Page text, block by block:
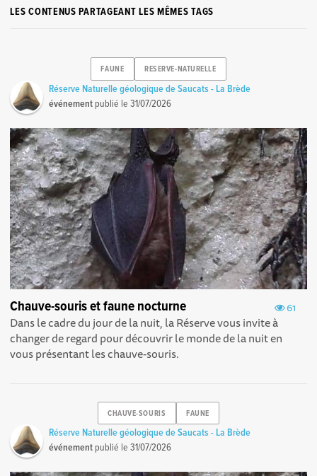
LES CONTENUS PARTAGEANT LES MÊMES TAGS
FAUNE RESERVE-NATURELLE
Réserve Naturelle géologique de Saucats - La Brède
événement publié le31/07/2026
61
Chauve-souris et faune nocturne
Dans le cadre du jour de la nuit, la Réserve vous invite à
changer de regard pour découvrir le monde de la nuit en
vous présentant les chauve-souris.
CHAUVE-SOURIS FAUNE
Réserve Naturelle géologique de Saucats - La Brède
événement publié le31/07/2026